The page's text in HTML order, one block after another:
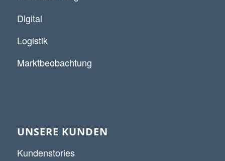
Digital
Logistik
Marktbeobachtung
UNSERE KUNDEN
Kundenstories